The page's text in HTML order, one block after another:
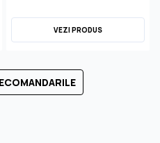
VEZI PRODUS